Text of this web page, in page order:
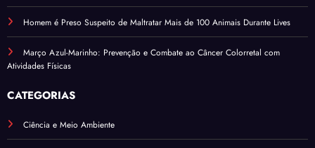
Homem é Preso Suspeito de Maltratar Mais de 100 Animais Durante Lives
Março Azul-Marinho: Prevenção e Combate ao Câncer Colorretal com
Atividades Físicas
CATEGORIAS
Ciência e Meio Ambiente